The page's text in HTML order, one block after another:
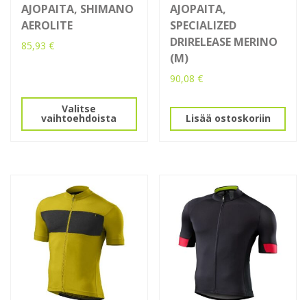
AJOPAITA, SHIMANO
AEROLITE
85,93 €
Valitse
vaihtoehdoista
on
useampi
muunnelma.
tuotteen
sivulla.
AJOPAITA,
SPECIALIZED
DRIRELEASE MERINO
(M)
90,08€
Lisää ostoskoriin